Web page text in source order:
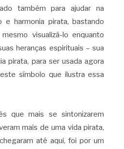
também para ajudar na
e harmonia pirata, bastando
visualizá-lo enquanto
heranças espirituais – sua
pirata, para ser usada agora
símbolo que ilustra essa
que mais se sintonizarem
mais de uma vida pirata,
até aqui, foi por um